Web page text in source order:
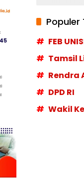
Populer
FEB
Tamsil
Rendra
DPD RI
Wakil